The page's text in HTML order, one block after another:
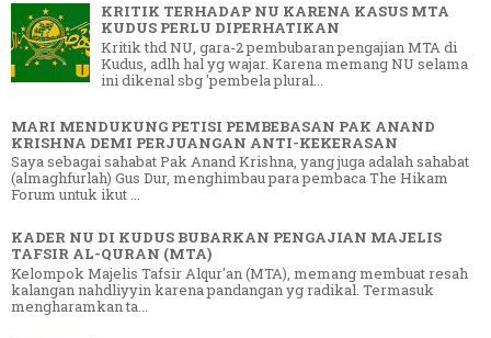
KRITIK TERHADAP NU KARENA KASUS MTA
KUDUS PERLU DIPERHATIKAN
Kritik thd NU, gara-2 pembubaran pengajian MTA di
Kudus, adlh hal yg wajar. Karena memang NU selama
ini dikenal sbg 'pembela plural...
MARI MENDUKUNG PETISI PEMBEBASAN PAK ANAND
KRISHNA DEMI PERJUANGAN ANTI-KEKERASAN
Saya sebagai sahabat Pak Anand Krishna, yang juga adalah sahabat
(almaghfurlah) Gus Dur, menghimbau para pembaca The Hikam
Forum untuk ikut ...
KADER NU DI KUDUS BUBARKAN PENGAJIAN MAJELIS
TAFSIR AL-QURAN (MTA)
Kelompok Majelis Tafsir Alqur'an (MTA), memang membuat resah
kalangan nahdliyyin karena pandangan yg radikal. Termasuk
mengharamkan ta...